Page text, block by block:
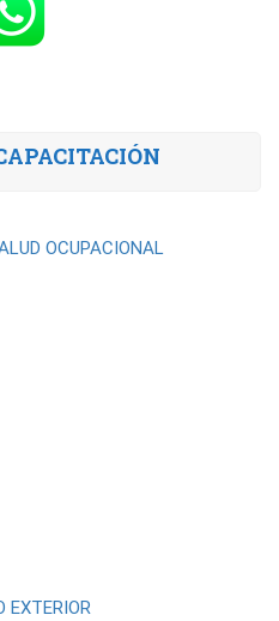
OCUPACIONAL
EXTERIOR